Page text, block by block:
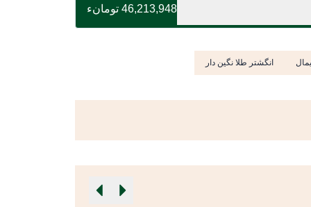
46,213,948 تومانء
انگشتر طلا نگین دار